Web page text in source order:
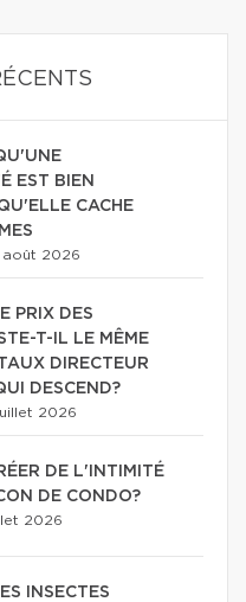
EST BIEN
CACHE
août 2026
PRIX DES
T-IL LE MÊME
DIRECTEUR
DESCEND?
2026
DE L'INTIMITÉ
DE CONDO?
2026
INSECTES